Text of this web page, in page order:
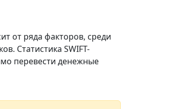
от ряда факторов, среди
Статистика SWIFT-
перевести денежные